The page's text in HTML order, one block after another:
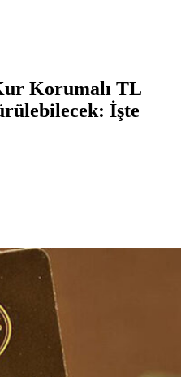
Korumalı TL
İşte